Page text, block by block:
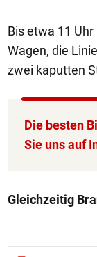
Bis etwa 11
Wagen, die
zwei kaputten
Die besten
Sie uns auf
Gleichzeitig